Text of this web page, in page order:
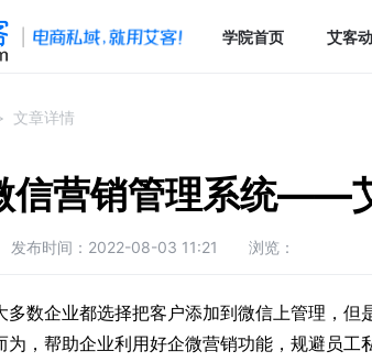
学院首页 艾客
文章详情
信营销管理系统——
发布时间：2022-08-03 11:21 浏览：
多数企业都选择把客户添加到微信上管理，
为，帮助企业利用好企微营销功能，规避员